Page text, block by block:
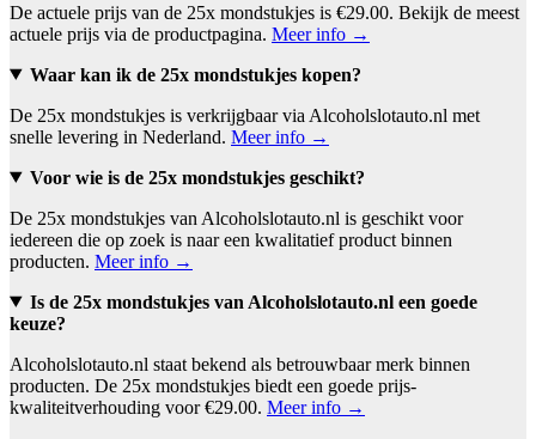
De actuele prijs van de 25x mondstukjes is €29.00. Bekijk de meest
actuele prijs via de productpagina. Meer info →
Waar kan ik de 25x mondstukjes kopen?
De 25x mondstukjes is verkrijgbaar via Alcoholslotauto.nl met
snelle levering in Nederland. Meer info →
Voor wie is de 25x mondstukjes geschikt?
De 25x mondstukjes van Alcoholslotauto.nl is geschikt voor
iedereen die op zoek is naar een kwalitatief product binnen
producten. Meer info →
Is de 25x mondstukjes van Alcoholslotauto.nl een goede
keuze?
Alcoholslotauto.nl staat bekend als betrouwbaar merk binnen
producten. De 25x mondstukjes biedt een goede prijs-
kwaliteitverhouding voor €29.00. Meer info →